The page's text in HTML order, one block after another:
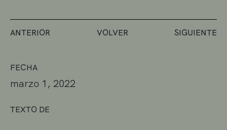
FECHA
marzo 1, 2022
TEXTO DE
ANTERIOR VOLVER SIGUIENTE